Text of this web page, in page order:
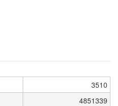
3510
4851339